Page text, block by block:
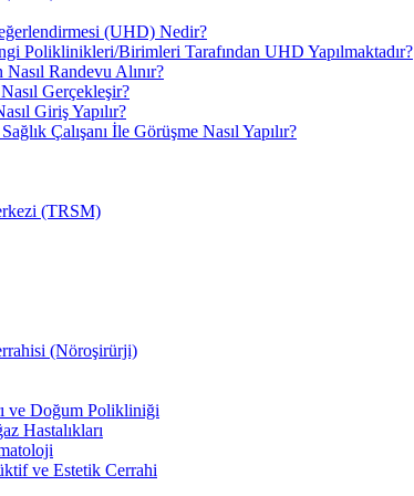
(UHD) Nedir?
Poliklinikleri/Birimleri Tarafından UHD Yapılmaktadır?
Randevu Alınır?
Gerçekleşir?
Giriş Yapılır?
Çalışanı İle Görüşme Nasıl Yapılır?
(TRSM)
(Nöroşirürji)
ve Doğum Polikliniği
Hastalıkları
ve Estetik Cerrahi